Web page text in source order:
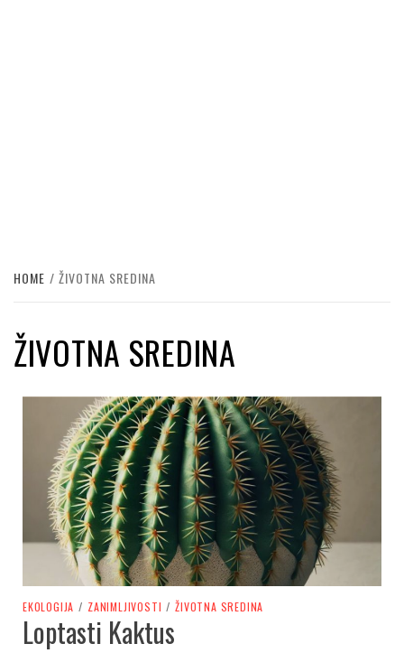
HOME ŽIVOTNA SREDINA
ŽIVOTNA SREDINA
EKOLOGIJA / ZANIMLJIVOSTI / ŽIVOTNA SREDINA
Loptasti Kaktus